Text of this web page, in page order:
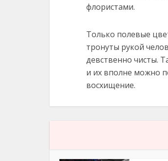
флористами.
Только полевые
тронуты рукой
девственно чисты.
и их вполне можно
восхищение.